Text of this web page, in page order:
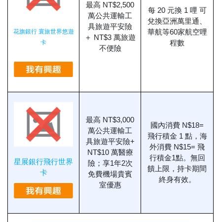
花旗銀行 寰旅世界悠遊
卡
最高 NT$2,500
萬公共運輸工
具旅遊平安險
＋ NT$3 萬旅遊
不便險
每 20 元換 1 哩 可
兌換亞洲萬里通、
華航等60家航空哩
程數
星展銀行飛行世界
卡
最高 NT$3,000
萬公共運輸工
具旅遊平安險+
NT$10 萬醫療
險；享1年2次
免費機場貴賓
室優惠
國內消費 N$18=
飛行積金 1 點，海
外消費 N$15= 飛
行積金1點。無回
饋上限，持卡期間
終身有效。